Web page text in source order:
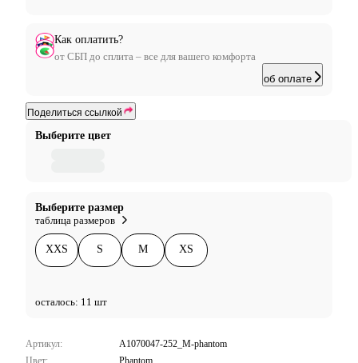
Выберите цвет
Выберите размер
таблица размеров
XXS S M XS
осталось: 11 шт
Как оплатить?
от СБП до сплита – все для вашего комфорта
об оплате
Поделиться ссылкой
Артикул:
A1070047-252_M-phantom